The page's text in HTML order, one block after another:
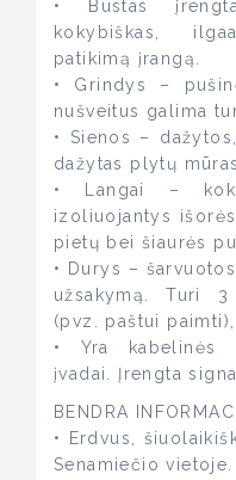
• Būstas
kokybiškas,
patikimą įrangą.
• Grindys –
nušveitus galima
• Sienos –
dažytas plytų mūras.
• Langai –
izoliuojantys
pietų bei šiaurės
• Durys –
užsakymą. Turi
(pvz. paštui
• Yra kabelinės
įvadai. Įrengta
BENDRA
• Erdvus,
Senamiečio vietoje.